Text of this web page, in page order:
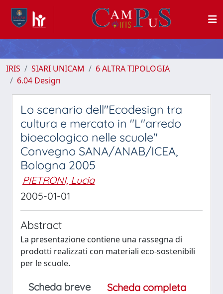
IRIS SIARI UNICAM
6 ALTRA TIPOLOGIA
6.04 Design
Lo scenario dell"Ecodesign tra
cultura e mercato in "L"arredo
bioecologico nelle scuole"
Convegno SANA/ANAB/ICEA,
Bologna 2005
PIETRONI, Lucia
2005-01-01
Abstract
La presentazione contiene una rassegna di
prodotti realizzati con materiali eco-sostenibili
per le scuole.
Scheda breve
Scheda completa